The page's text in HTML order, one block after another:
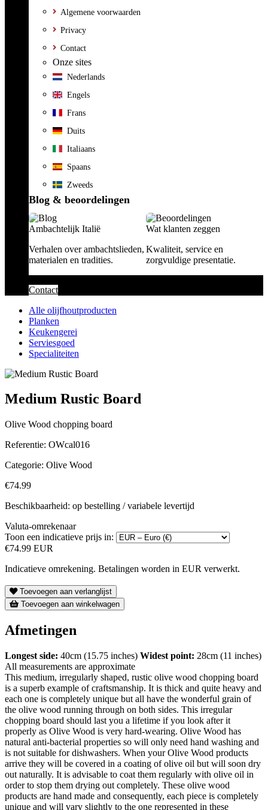
Algemene voorwaarden
Privacy
Contact
Onze sites
Nederlands
Engels
Frans
Duits
Italiaans
Spaans
Zweeds
Blog & beoordelingen
Ambachtelijk Italië
Verhalen over ambachtslieden,
materialen en tradities.
Wat klanten zeggen
Kwaliteit, service en
zorgvuldige presentatie.
Contact
Alle olijfhoutproducten
Planken
Keukengerei
Serviesgoed
Specialiteiten
Medium Rustic Board
Olive Wood chopping board
Referentie: OWcal016
Categorie: Olive Wood
€74.99
Beschikbaarheid: op bestelling / variabele levertijd
Valuta-omrekenaar
Toon een indicatieve prijs in:
€74.99 EUR
Indicatieve omrekening. Betalingen worden in EUR verwerkt.
Toevoegen aan verlanglijst
Toevoegen aan winkelwagen
Afmetingen
Longest side: 40cm (15.75 inches) Widest point: 28cm (11 inches)
All measurements are approximate
This medium, irregularly shaped, rustic olive wood chopping board
is a superb example of craftsmanship. It is thick and quite heavy and
each one is completely unique but all have the wonderful grain of
the olive wood running through on both sides. This irregular
chopping board should last you a lifetime if you look after it
properly as Olive Wood is very hard-wearing. Olive Wood has
natural anti-bacterial properties so will only need hand washing and
is not suitable for dishwashers. When your Olive Wood products
arrive they will be covered in a coating of olive oil but will soon dry
out naturally. It is advisable to coat them regularly with olive oil in
order to stop them drying out completely. These olive wood
products are hand made and consequently, each piece is completely
unique and will vary slightly to the one represented in these